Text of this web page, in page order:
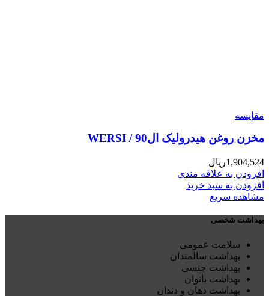
مقایسه
مخزن روغن هیدرولیک ال90 / WERSI
1,904,524ریال
افزودن به علاقه مندی
افزودن به سبد خرید
مشاهده سریع
بهداشت شخصی
سلامت عمومی
بهداشت سالمندان
بهداشت جنسی
بهداشت بانوان
بهداشت دهان و دندان